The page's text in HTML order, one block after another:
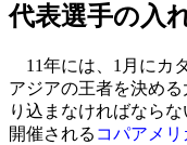
代表選手の入
11年には、1月にカ
アジアの王者を決め
り込まなければなら
開催される コパアメリ